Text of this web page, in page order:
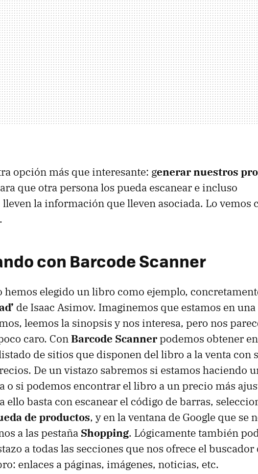
opción más que interesante: generar nuestros
que otra persona los pueda escanear e incluso
la información que lleven asociada. Lo vemos
con Barcode Scanner
hemos elegido un libro como ejemplo,
de Isaac Asimov. Imaginemos que estamos en una
leemos la sinopsis y nos interesa, pero nos
caro. ConBarcode Scannerpodemos obtener
de sitios que disponen del libro a la venta con
De un vistazo sabremos si estamos haciendo
o si podemos encontrar el libro a un precio más
ello basta con escanear el código de barras,
de productos, y en la ventana de Google que se
a las pestaña Shopping. Lógicamente también
a todas las secciones que nos ofrece el buscador
enlaces a páginas, imágenes, noticias, etc.